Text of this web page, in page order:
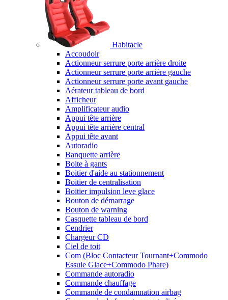
Habitacle
Accoudoir
Actionneur serrure porte arrière droite
Actionneur serrure porte arrière gauche
Actionneur serrure porte avant gauche
Aérateur tableau de bord
Afficheur
Amplificateur audio
Appui tête arrière
Appui tête arrière central
Appui tête avant
Autoradio
Banquette arrière
Boite à gants
Boitier d'aide au stationnement
Boitier de centralisation
Boitier impulsion leve glace
Bouton de démarrage
Bouton de warning
Casquette tableau de bord
Cendrier
Chargeur CD
Ciel de toit
Com (Bloc Contacteur Tournant+Commodo
Essuie Glace+Commodo Phare)
Commande autoradio
Commande chauffage
Commande de condamnation airbag